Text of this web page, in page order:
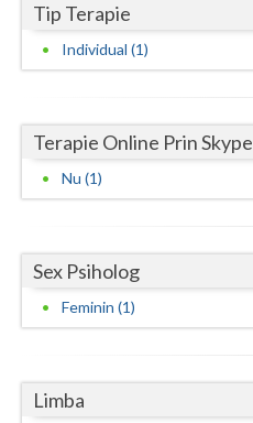
Prahova
Salaj
Sibiu
Timis
Tulcea
Vaslui
Tip Terapie
Individual (1)
Terapie Online Prin Skype
Nu (1)
Sex Psiholog
Feminin (1)
Limba